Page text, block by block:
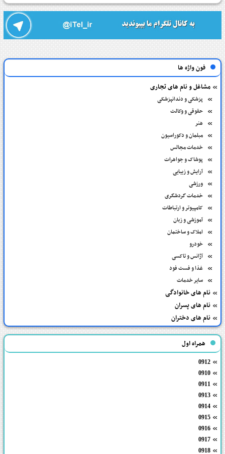
فون واژه ها
مشاغل و نام های تجاری
پزشکی و دندانپزشکی
حقوقی و وکالت
هنر
مبلمان و دکوراسیون
خدمات مجالس
پوشاک و جواهرات
آرایش و زیبایی
ورزشی
خدمات گردشگری
کامپیوتر و ارتباطات
آموزشی و زبان
املاک و ساختمان
خودرو
آژانس و تاکسی
غذا و فست فود
سایر خدمات
نام های خانوادگی
نام های پسران
نام های دختران
همراه اول
0912
0910
0911
0913
0914
0915
0916
0917
0918